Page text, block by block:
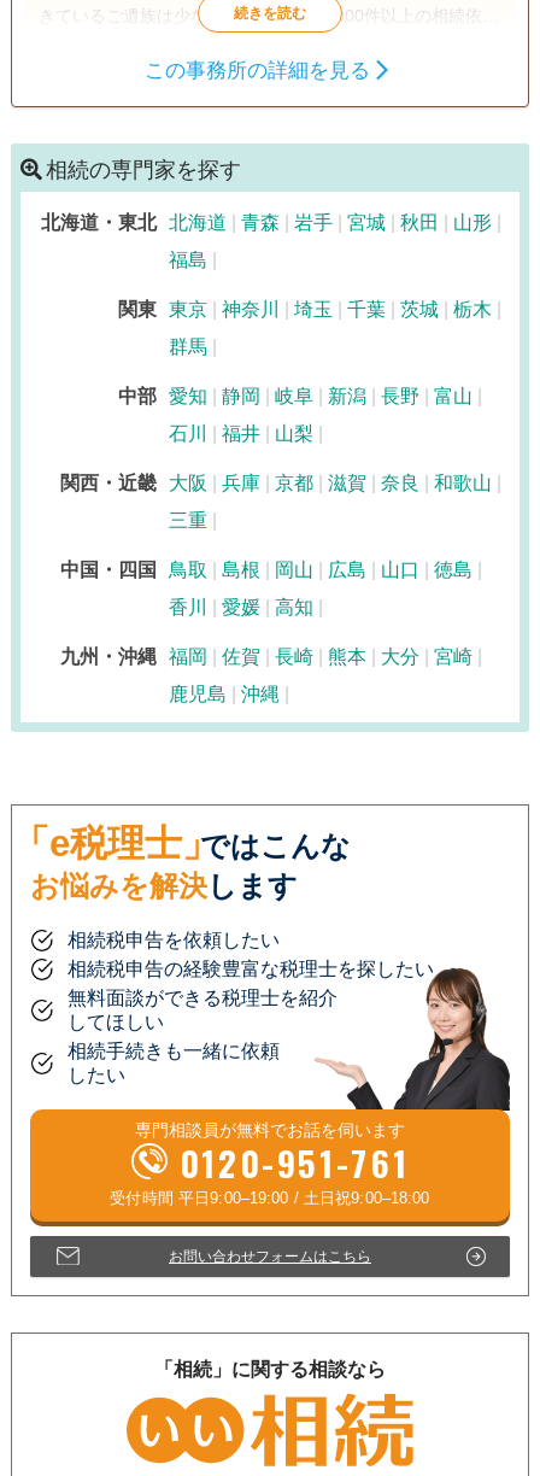
きているご遺族は少なくありません。1000件以上の相続依頼
く【笑顔相続】になるよう、誠心誠意サポートさせていただ
生前贈与
訪問可 初回相談無料 事務所面談可
この事務所の詳細を見る
相続の専門家を探す
北海道・東北 北海道 青森 岩手 宮城 秋田
山形
福島
関東 東京 神奈川 埼玉 千葉 茨城
栃木
群馬
中部 愛知 静岡 岐阜 新潟 長野
富山
石川
福井 山梨
関西・近畿 大阪 兵庫 京都 滋賀 奈良
和歌山
三重
中国・四国 鳥取 島根 岡山 広島 山口
徳島
香川
愛媛 高知
九州・沖縄 福岡 佐賀 長崎 熊本 大分
宮崎
鹿児島
沖縄
「e税理士」ではこんな
お悩みを解決します
相続税申告を依頼したい
相続税申告の経験豊富な税理士を探したい
無料面談ができる税理士を紹介
してほしい
相続手続きも一緒に依頼
したい
専門相談員が無料でお話を伺います
0120-951-761
お問い合わせフォームはこちら
「相続」に関する相談なら